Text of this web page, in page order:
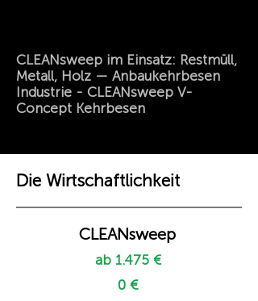
CLEANsweep im Einsatz: Restmüll,
Metall, Holz — Anbaukehrbesen
Industrie - CLEANsweep V-
Concept Kehrbesen
Die Wirtschaftlichkeit
CLEANsweep
ab 1.475 €
0 €